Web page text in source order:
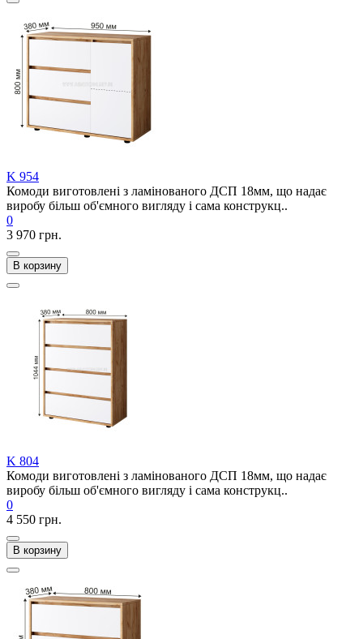
K 954
Комоди виготовлені з ламінованого ДСП 18мм, що надає
виробу більш об'ємного вигляду і сама конструкц..
0
3 970 грн.
В корзину
K 804
Комоди виготовлені з ламінованого ДСП 18мм, що надає
виробу більш об'ємного вигляду і сама конструкц..
0
4 550 грн.
В корзину